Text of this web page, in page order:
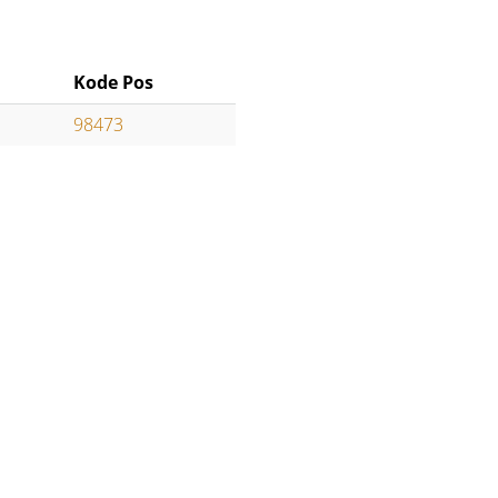
Kode Pos
98473